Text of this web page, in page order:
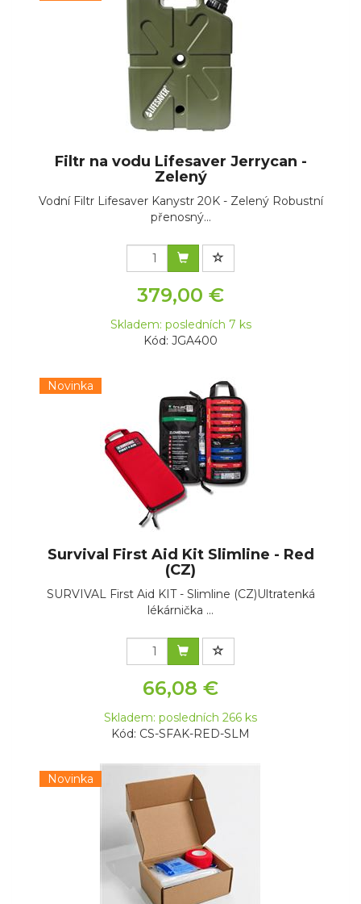
Filtr na vodu Lifesaver Jerrycan -
Zelený
Vodní Filtr Lifesaver Kanystr 20K - Zelený Robustní
přenosný...
379,00 €
Skladem: posledních 7 ks
Kód: JGA400
Novinka
Survival First Aid Kit Slimline - Red
(CZ)
SURVIVAL First Aid KIT - Slimline (CZ)Ultratenká
lékárnička ...
66,08 €
Skladem: posledních 266 ks
Kód: CS-SFAK-RED-SLM
Novinka